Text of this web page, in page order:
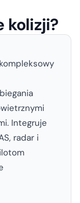
kolizji?
Integruje
radar i